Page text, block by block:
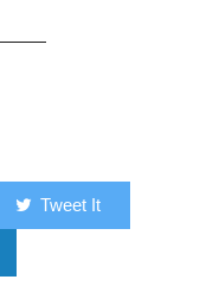
Tweet It